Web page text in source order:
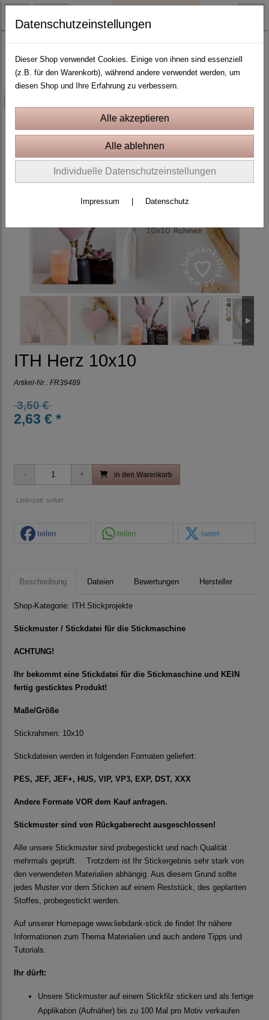
10x10 Rahmen
ITH Herz 10x10
Artikel-Nr.: FR39489
3,50 €
2,63 € *
in den Warenkorb
Lieferzeit: sofort
teilen teilen tweet
Beschreibung Dateien Bewertungen Hersteller
Shop-Kategorie: ITH Stickprojekte
Stickmuster / Stickdatei für die Stickmaschine
ACHTUNG!
Ihr bekommt eine Stickdatei für die Stickmaschine und KEIN
fertig gesticktes Produkt!
Maße/Größe
Stickrahmen: 10x10
Stickdateien werden in folgenden Formaten geliefert:
PES, JEF, JEF+, HUS, VIP, VP3, EXP, DST, XXX
Andere Formate VOR dem Kauf anfragen.
Stickmuster sind von Rückgaberecht ausgeschlossen!
Alle unsere Stickmuster sind probegestickt und nach Qualität
mehrmals geprüft. Trotzdem ist Ihr Stickergebnis sehr stark von
den verwendeten Materialien abhängig. Aus diesem Grund sollte
jedes Muster vor dem Sticken auf einem Reststück, des geplanten
Stoffes, probegestickt werden.
Auf unserer Homepage www.liebdank-stick.de findet Ihr nähere
Informationen zum Thema Materialien und auch andere Tipps und
Tutorials.
Ihr dürft:
Unsere Stickmuster auf einem Stickfilz sticken und als fertige
Applikation (Aufnäher) bis zu 100 Mal pro Motiv verkaufen
Datenschutzeinstellungen
Dieser Shop verwendet Cookies. Einige von ihnen sind essenziell
(z.B. für den Warenkorb), während andere verwendet werden, um
diesen Shop und Ihre Erfahrung zu verbessern.
Individuelle Datenschutzeinstellungen
Impressum Datenschutz